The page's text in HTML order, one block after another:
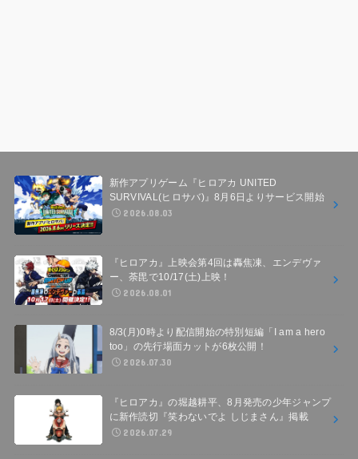
新作アプリゲーム『ヒロアカ UNITED
SURVIVAL(ヒロサバ)』8月6日よりサービス開始
2026.08.03
『ヒロアカ』上映会第4回は轟焦凍、エンデヴァ
ー、荼毘で10/17(土)上映！
2026.08.01
8/3(月)0時より配信開始の特別短編「I am a hero
too」の先行場面カットが6枚公開！
2026.07.30
『ヒロアカ』の堀越耕平、8月発売の少年ジャンプ
に新作読切『笑わないでよ しじまさん』掲載
2026.07.29